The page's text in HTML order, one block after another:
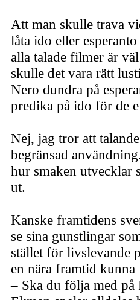
Att man skulle trava
låta ido eller
alla talade filmer är
skulle det vara rätt
Nero dundra på
predika på ido för de
Nej, jag tror att
begränsad
hur smaken utvecklar
ut.
Kanske framtidens
se sina gunstlingar
stället för livslevande
en nära framtid
– Ska du följa med